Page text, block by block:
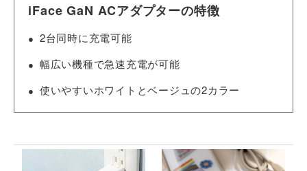
iFace GaN ACアダプターの特徴
2台同時に充電可能
幅広い機種で急速充電が可能
使いやすいホワイトとベージュの2カラー